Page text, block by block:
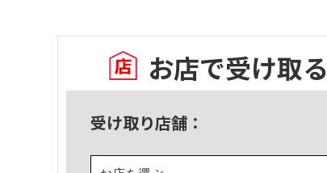
お店で受け取る
受け取り店舗：